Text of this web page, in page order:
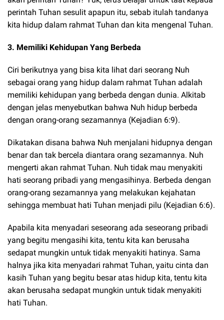
perintah Tuhan sesulit apapun itu, sebab itulah tandanya
kita hidup dalam rahmat Tuhan dan kita mengenal Tuhan.
3. Memiliki Kehidupan Yang Berbeda
Ciri berikutnya yang bisa kita lihat dari seorang Nuh
sebagai orang yang hidup dalam rahmat Tuhan adalah
memiliki kehidupan yang berbeda dengan dunia. Alkitab
dengan jelas menyebutkan bahwa Nuh hidup berbeda
dengan orang-orang sezamannya (Kejadian 6:9).
Dikatakan disana bahwa Nuh menjalani hidupnya dengan
benar dan tak bercela diantara orang sezamannya. Nuh
mengerti akan rahmat Tuhan. Nuh tidak mau menyakiti
hati seorang pribadi yang mengasihinya. Berbeda dengan
orang-orang sezamannya yang melakukan kejahatan
sehingga membuat hati Tuhan menjadi pilu (Kejadian 6:6).
Apabila kita menyadari seseorang ada seseorang pribadi
yang begitu mengasihi kita, tentu kita kan berusaha
sedapat mungkin untuk tidak menyakiti hatinya. Sama
halnya jika kita menyadari rahmat Tuhan, yaitu cinta dan
kasih Tuhan yang begitu besar atas hidup kita, tentu kita
akan berusaha sedapat mungkin untuk tidak menyakiti
hati Tuhan.